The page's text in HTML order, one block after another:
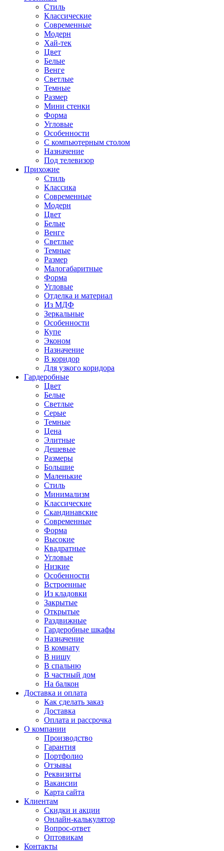
Стиль
Классические
Современные
Модерн
Хай-тек
Цвет
Белые
Венге
Светлые
Темные
Размер
Мини стенки
Форма
Угловые
Особенности
С компьютерным столом
Назначение
Под телевизор
Прихожие
Стиль
Классика
Современные
Модерн
Цвет
Белые
Венге
Светлые
Темные
Размер
Малогабаритные
Форма
Угловые
Отделка и материал
Из МДФ
Зеркальные
Особенности
Купе
Эконом
Назначение
В коридор
Для узкого коридора
Гардеробные
Цвет
Белые
Светлые
Серые
Темные
Цена
Элитные
Дешевые
Размеры
Большие
Маленькие
Стиль
Минимализм
Классические
Скандинавские
Современные
Форма
Высокие
Квадратные
Угловые
Низкие
Особенности
Встроенные
Из кладовки
Закрытые
Открытые
Раздвижные
Гардеробные шкафы
Назначение
В комнату
В нишу
В спальню
В частный дом
На балкон
Доставка и оплата
Как сделать заказ
Доставка
Оплата и рассрочка
О компании
Производство
Гарантия
Портфолио
Отзывы
Реквизиты
Вакансии
Карта сайта
Клиентам
Скидки и акции
Онлайн-калькулятор
Вопрос-ответ
Оптовикам
Контакты